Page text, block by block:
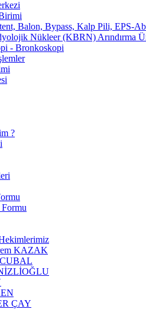
Balon, Bypass, Kalp Pili, EPS-
Nükleer (KBRN) Arındırma
- Bronkoskopi
?
Formu
KAZAK
ÇAY